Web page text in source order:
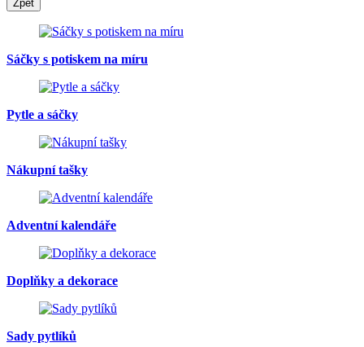
Zpět
Sáčky s potiskem na míru
Pytle a sáčky
Nákupní tašky
Adventní kalendáře
Doplňky a dekorace
Sady pytlíků